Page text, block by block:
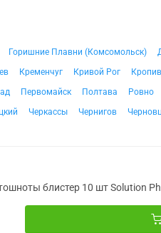
Горишние Плавни (Комсомольск)
Кременчуг Кривой Рог
Первомайск Полтава Ровно
Черкассы Чернигов
блистер 10 шт Solution